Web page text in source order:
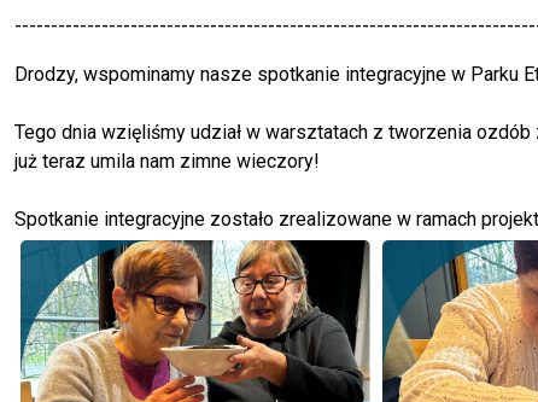
Drodzy, wspominamy nasze spotkanie integracyjne w Parku
Tego dnia wzięliśmy udział w warsztatach z tworzenia
już teraz umila nam zimne wieczory!
Spotkanie integracyjne zostało zrealizowane w ramach